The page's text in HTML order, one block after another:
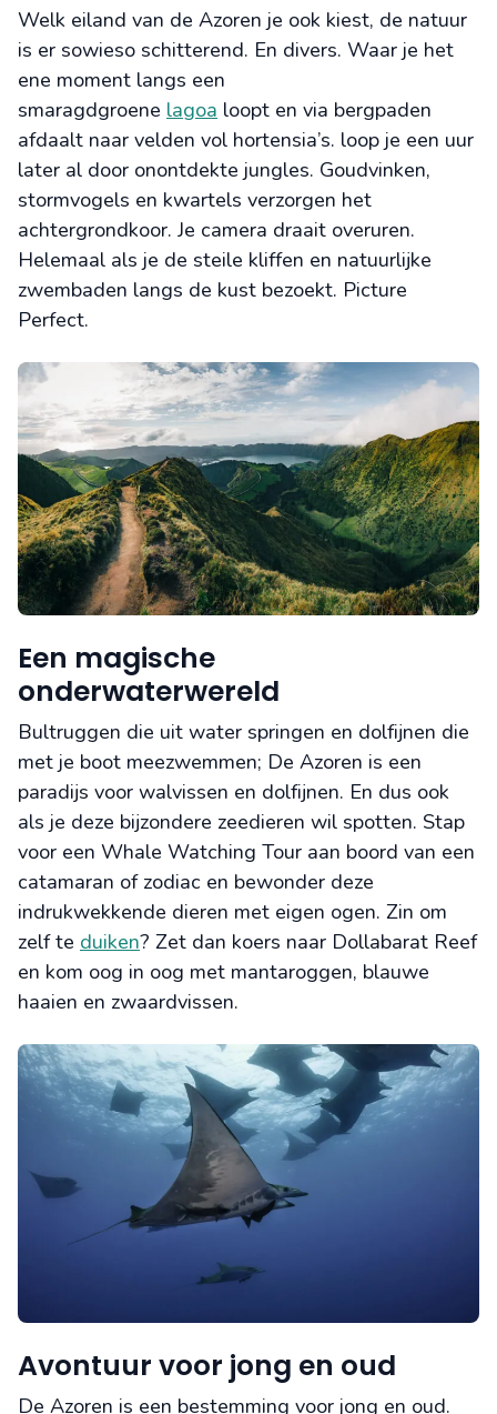
Welk eiland van de Azoren je ook kiest, de natuur
is er sowieso schitterend. En divers. Waar je het
ene moment langs een
smaragdgroene lagoa loopt en via bergpaden
afdaalt naar velden vol hortensia’s. loop je een uur
later al door onontdekte jungles. Goudvinken,
stormvogels en kwartels verzorgen het
achtergrondkoor. Je camera draait overuren.
Helemaal als je de steile kliffen en natuurlijke
zwembaden langs de kust bezoekt. Picture
Perfect.
Een magische
onderwaterwereld
Bultruggen die uit water springen en dolfijnen die
met je boot meezwemmen; De Azoren is een
paradijs voor walvissen en dolfijnen. En dus ook
als je deze bijzondere zeedieren wil spotten. Stap
voor een Whale Watching Tour aan boord van een
catamaran of zodiac en bewonder deze
indrukwekkende dieren met eigen ogen. Zin om
zelf te duiken? Zet dan koers naar Dollabarat Reef
en kom oog in oog met mantaroggen, blauwe
haaien en zwaardvissen.
Avontuur voor jong en oud
De Azoren is een bestemming voor jong en oud.